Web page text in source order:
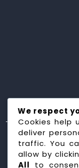
We respect
Cookies help
deliver
traffic. You
allow by
All to